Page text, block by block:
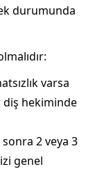
durumunda
varsa
diş hekiminde
2 veya 3
genel